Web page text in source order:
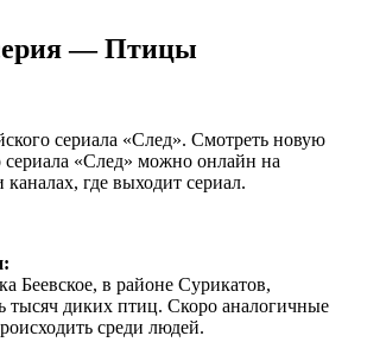
— Птицы
сериала «След». Смотреть новую
сериала «След» можно онлайн на
где выходит сериал.
Беевское, в районе Сурикатов,
тысяч диких птиц. Скоро аналогичные
среди людей.